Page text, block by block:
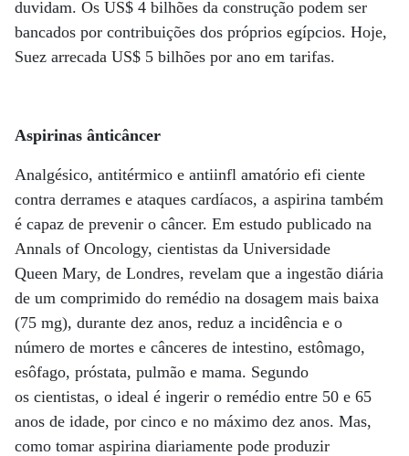
duvidam. Os US$ 4 bilhões da construção podem ser
bancados por contribuições dos próprios egípcios. Hoje,
Suez arrecada US$ 5 bilhões por ano em tarifas.
Aspirinas ânticâncer
Analgésico, antitérmico e antiinfl amatório efi ciente
contra derrames e ataques cardíacos, a aspirina também
é capaz de prevenir o câncer. Em estudo publicado na
Annals of Oncology, cientistas da Universidade
Queen Mary, de Londres, revelam que a ingestão diária
de um comprimido do remédio na dosagem mais baixa
(75 mg), durante dez anos, reduz a incidência e o
número de mortes e cânceres de intestino, estômago,
esôfago, próstata, pulmão e mama. Segundo
os cientistas, o ideal é ingerir o remédio entre 50 e 65
anos de idade, por cinco e no máximo dez anos. Mas,
como tomar aspirina diariamente pode produzir